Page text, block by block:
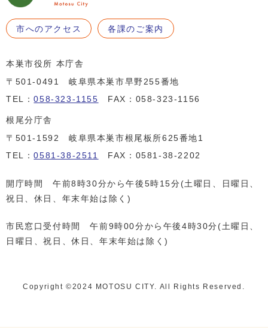
市へのアクセス 各課のご案内
本巣市役所 本庁舎
〒501-0491 岐阜県本巣市早野255番地
TEL：058-323-1155 FAX：058-323-1156
根尾分庁舎
〒501-1592 岐阜県本巣市根尾板所625番地1
TEL：0581-38-2511 FAX：0581-38-2202
開庁時間 午前8時30分から午後5時15分(土曜日、日曜日、
祝日、休日、年末年始は除く)
市民窓口受付時間 午前9時00分から午後4時30分(土曜日、
日曜日、祝日、休日、年末年始は除く)
Copyright ©️2024 MOTOSU CITY. All Rights Reserved.